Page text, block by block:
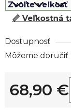
📏 Veľkostná
Dostupnosť
Môžeme doručiť
68,90 €
Jednotková